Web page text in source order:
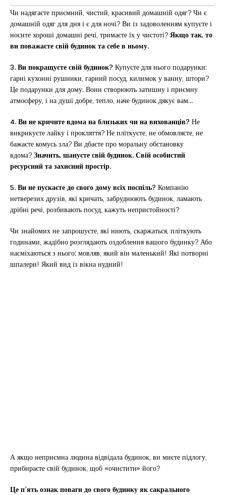
Чи надягаєте приємний, чистий, красивий домашній одяг? Чи є
домашній одяг для дня і є для ночі? Ви із задоволенням купуєте і
носите хороші домашні речі, тримаєте їх у чистоті?Якщо так, то
ви поважаєте свій будинок та себе в ньому.
3. Ви покращуєте свій будинок? Купуєте для нього подарунки:
гарні кухонні рушники, гарний посуд, килимок у ванну, штори?
Це подарунки для дому. Вони створюють затишну і приємну
атмосферу, і на душі добре, тепло, наче будинок дякує вам…
4. Ви не кричите вдома на близьких чи на вихованців? Не
викрикуєте лайку і прокляття? Не пліткуєте, не обмовляєте, не
бажаєте комусь зла? Ви дбаєте про моральну обстановку
вдома?Значить, шануєте свій будинок. Свій особистий
ресурсний та захисний простір.
5. Ви не пускаєте до свого дому всіх поспіль? Компанію
нетверезих друзів, які кричать, забруднюють будинок, ламають
дрібні речі, розбивають посуд, кажуть непристойності?
Чи знайомих не запрошуєте, які ниють, скаржаться, пліткують
годинами, жадібно розглядають оздоблення вашого будинку? Або
насміхаються з нього: мовляв, який він маленький! Які потворні
шпалери! Який вид із вікна нудний!
А якщо неприємна людина відвідала будинок, ви миєте підлогу,
прибираєте свій будинок, щоб «очистити» його?
Це п’ять ознак поваги до свого будинку як сакрального